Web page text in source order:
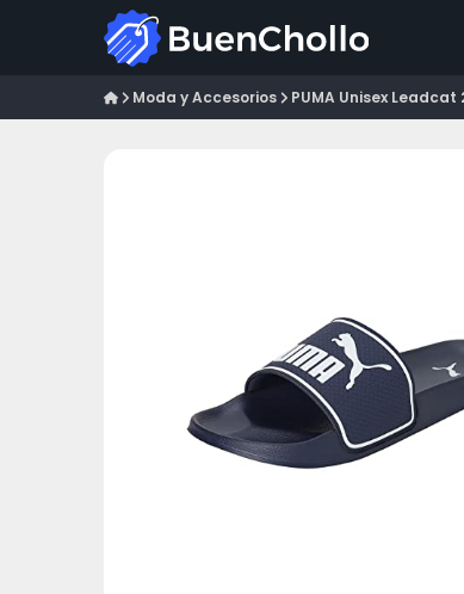
Moda y Accesorios PUMA Unisex